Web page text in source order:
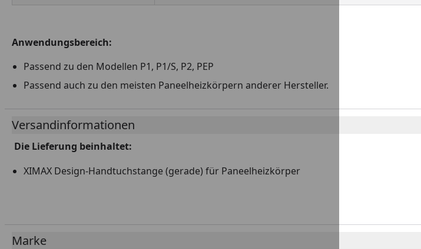
Anwendungsbereich:
Passend zu den Modellen P1, P1/S, P2, PEP
Passend auch zu den meisten Paneelheizkörpern anderer Hersteller.
Versandinformationen
Die Lieferung beinhaltet:
XIMAX Design-Handtuchstange (gerade) für Paneelheizkörper
Marke